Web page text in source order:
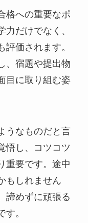
格への重要なポ
だけでなく、
価されます。
、宿題や提出物
目に取り組む姿
うなものだと言
悟し、コツコツ
重要です。途中
もしれません
諦めずに頑張る
。